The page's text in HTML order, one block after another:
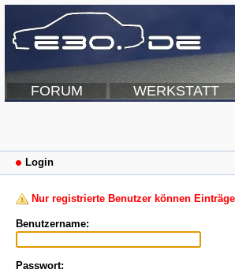
FORUM WERKSTATT
Login
Nur registrierte Benutzer können
Benutzername:
Passwort: